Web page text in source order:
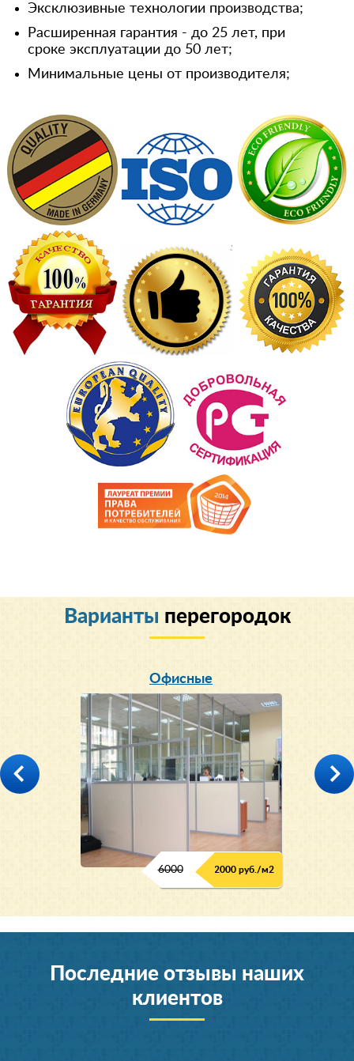
Эксклюзивные технологии производства;
Расширенная гарантия - до 25 лет, при
сроке эксплуатации до 50 лет;
Минимальные цены от производителя;
Варианты перегородок
Офисные
6000 2000 руб./м2
Последние отзывы наших
клиентов